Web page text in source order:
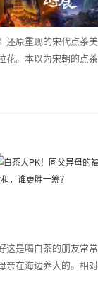
原重现的宋代点茶
花。本以为宋朝的点
是喝白茶的朋友常
亲在海边养大的。相